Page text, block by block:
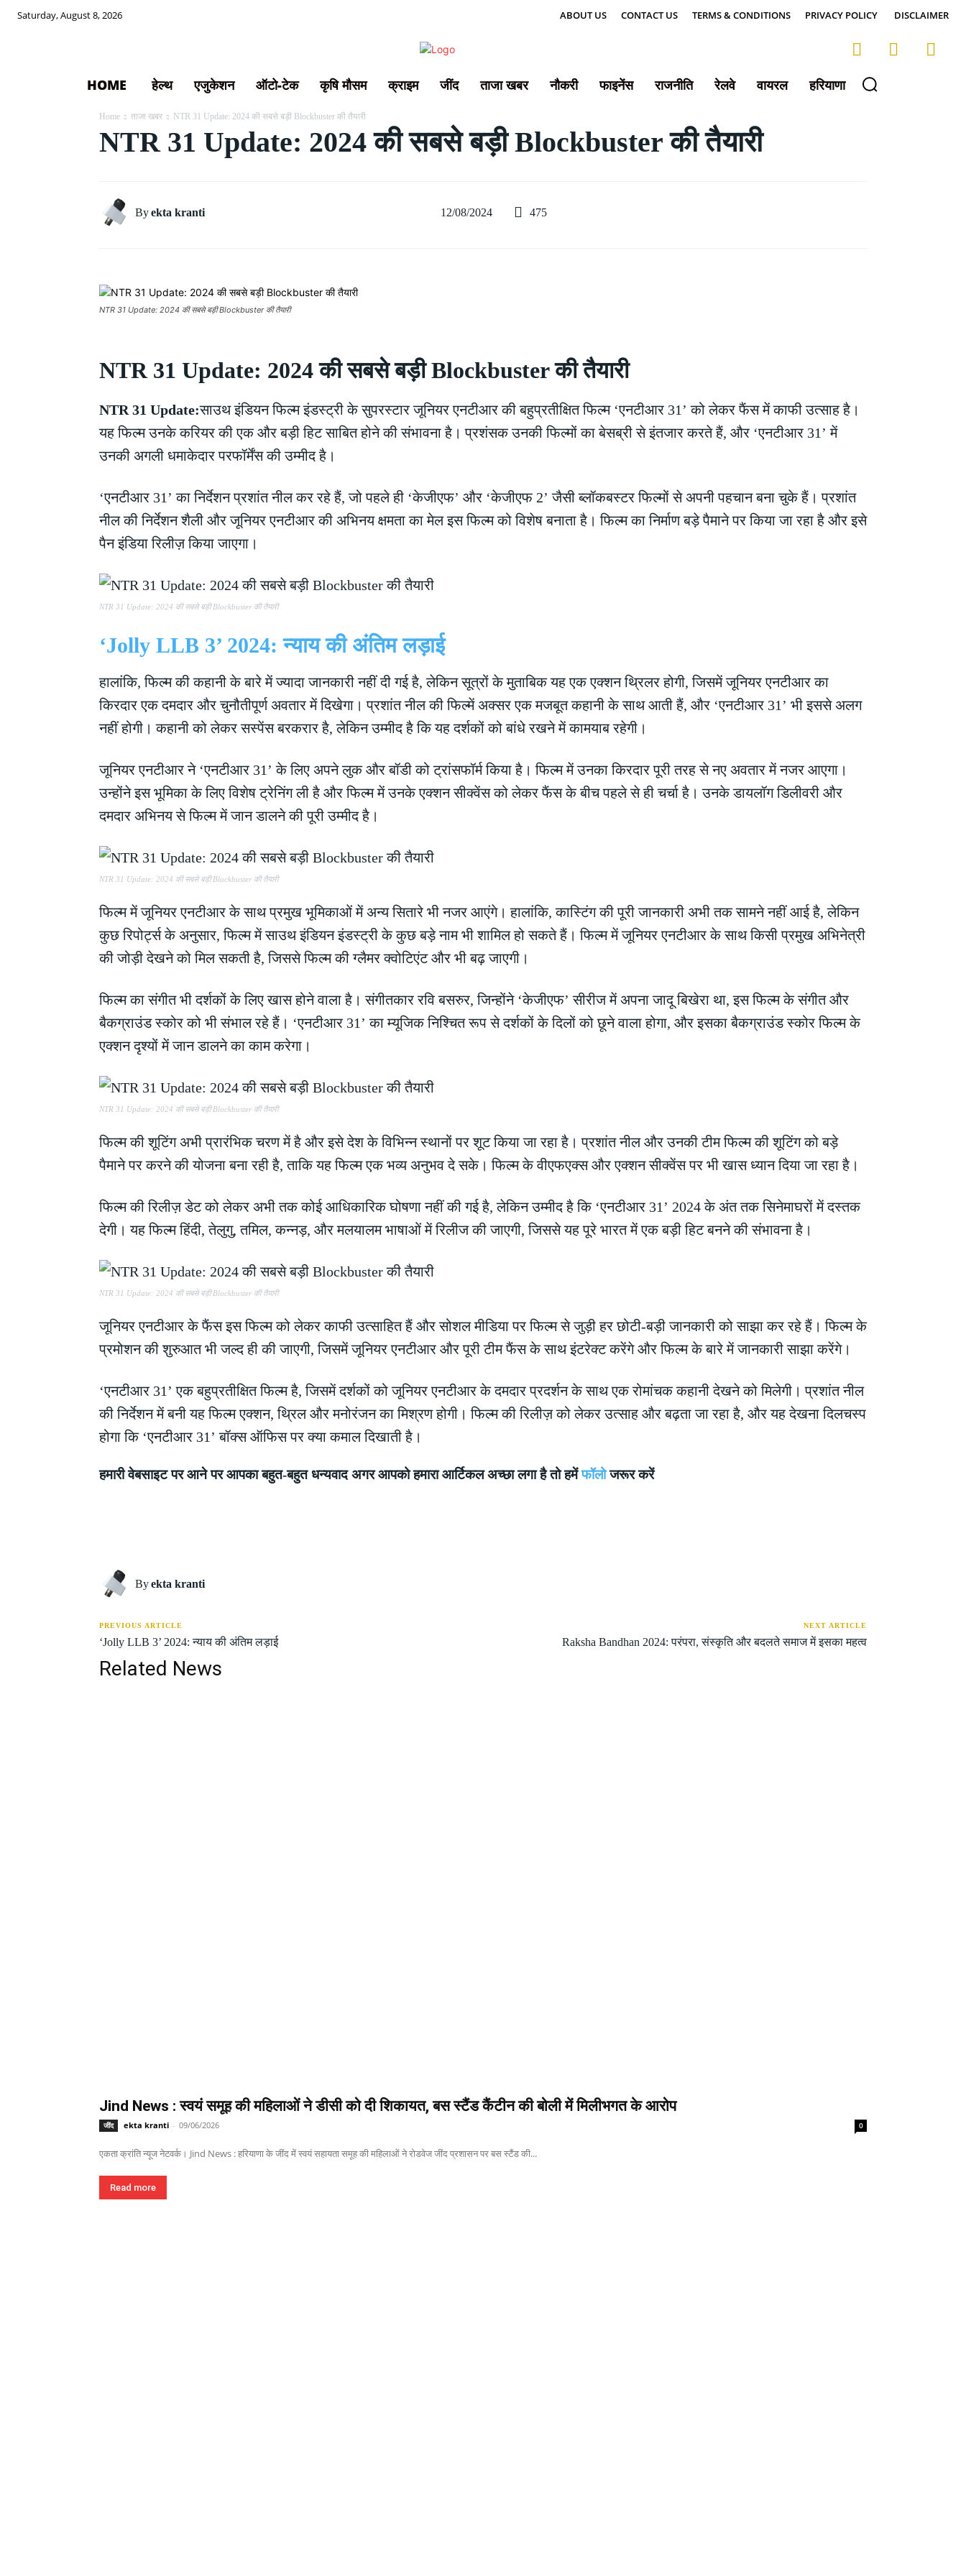
Saturday, August 8, 2026 ABOUT US CONTACT US TERMS & CONDITIONS PRIVACY POLICY DISCLAIMER
HOME हेल्थ एजुकेशन ऑटो-टेक कृषि मौसम क्राइम जींद ताजा खबर नौकरी फाइनेंस राजनीति रेलवे वायरल हरियाणा
Home ताजा खबर NTR 31 Update: 2024 की सबसे बड़ी Blockbuster की तैयारी
NTR 31 Update: 2024 की सबसे बड़ी Blockbuster की तैयारी
Byekta kranti 12/08/2024 475
NTR 31 Update: 2024 की सबसे बड़ी Blockbuster की तैयारी
NTR 31 Update: 2024 की सबसे बड़ी Blockbuster की तैयारी
NTR 31 Update:साउथ इंडियन फिल्म इंडस्ट्री के सुपरस्टार जूनियर एनटीआर की बहुप्रतीक्षित फिल्म ‘एनटीआर 31’ को लेकर फैंस में काफी उत्साह है।
यह फिल्म उनके करियर की एक और बड़ी हिट साबित होने की संभावना है। प्रशंसक उनकी फिल्मों का बेसब्री से इंतजार करते हैं, और ‘एनटीआर 31’ में
उनकी अगली धमाकेदार परफॉर्मेंस की उम्मीद है।
‘एनटीआर 31’ का निर्देशन प्रशांत नील कर रहे हैं, जो पहले ही ‘केजीएफ’ और ‘केजीएफ 2’ जैसी ब्लॉकबस्टर फिल्मों से अपनी पहचान बना चुके हैं। प्रशांत
नील की निर्देशन शैली और जूनियर एनटीआर की अभिनय क्षमता का मेल इस फिल्म को विशेष बनाता है। फिल्म का निर्माण बड़े पैमाने पर किया जा रहा है और इसे
पैन इंडिया रिलीज़ किया जाएगा।
NTR 31 Update: 2024 की सबसे बड़ी Blockbuster की तैयारी
‘Jolly LLB 3’ 2024: न्याय की अंतिम लड़ाई
हालांकि, फिल्म की कहानी के बारे में ज्यादा जानकारी नहीं दी गई है, लेकिन सूत्रों के मुताबिक यह एक एक्शन थ्रिलर होगी, जिसमें जूनियर एनटीआर का
किरदार एक दमदार और चुनौतीपूर्ण अवतार में दिखेगा। प्रशांत नील की फिल्में अक्सर एक मजबूत कहानी के साथ आती हैं, और ‘एनटीआर 31’ भी इससे अलग
नहीं होगी। कहानी को लेकर सस्पेंस बरकरार है, लेकिन उम्मीद है कि यह दर्शकों को बांधे रखने में कामयाब रहेगी।
जूनियर एनटीआर ने ‘एनटीआर 31’ के लिए अपने लुक और बॉडी को ट्रांसफॉर्म किया है। फिल्म में उनका किरदार पूरी तरह से नए अवतार में नजर आएगा।
उन्होंने इस भूमिका के लिए विशेष ट्रेनिंग ली है और फिल्म में उनके एक्शन सीक्वेंस को लेकर फैंस के बीच पहले से ही चर्चा है। उनके डायलॉग डिलीवरी और
दमदार अभिनय से फिल्म में जान डालने की पूरी उम्मीद है।
NTR 31 Update: 2024 की सबसे बड़ी Blockbuster की तैयारी
फिल्म में जूनियर एनटीआर के साथ प्रमुख भूमिकाओं में अन्य सितारे भी नजर आएंगे। हालांकि, कास्टिंग की पूरी जानकारी अभी तक सामने नहीं आई है, लेकिन
कुछ रिपोर्ट्स के अनुसार, फिल्म में साउथ इंडियन इंडस्ट्री के कुछ बड़े नाम भी शामिल हो सकते हैं। फिल्म में जूनियर एनटीआर के साथ किसी प्रमुख अभिनेत्री
की जोड़ी देखने को मिल सकती है, जिससे फिल्म की ग्लैमर क्वोटिएंट और भी बढ़ जाएगी।
फिल्म का संगीत भी दर्शकों के लिए खास होने वाला है। संगीतकार रवि बसरुर, जिन्होंने ‘केजीएफ’ सीरीज में अपना जादू बिखेरा था, इस फिल्म के संगीत और
बैकग्राउंड स्कोर को भी संभाल रहे हैं। ‘एनटीआर 31’ का म्यूजिक निश्चित रूप से दर्शकों के दिलों को छूने वाला होगा, और इसका बैकग्राउंड स्कोर फिल्म के
एक्शन दृश्यों में जान डालने का काम करेगा।
NTR 31 Update: 2024 की सबसे बड़ी Blockbuster की तैयारी
फिल्म की शूटिंग अभी प्रारंभिक चरण में है और इसे देश के विभिन्न स्थानों पर शूट किया जा रहा है। प्रशांत नील और उनकी टीम फिल्म की शूटिंग को बड़े
पैमाने पर करने की योजना बना रही है, ताकि यह फिल्म एक भव्य अनुभव दे सके। फिल्म के वीएफएक्स और एक्शन सीक्वेंस पर भी खास ध्यान दिया जा रहा है।
फिल्म की रिलीज़ डेट को लेकर अभी तक कोई आधिकारिक घोषणा नहीं की गई है, लेकिन उम्मीद है कि ‘एनटीआर 31’ 2024 के अंत तक सिनेमाघरों में दस्तक
देगी। यह फिल्म हिंदी, तेलुगु, तमिल, कन्नड़, और मलयालम भाषाओं में रिलीज की जाएगी, जिससे यह पूरे भारत में एक बड़ी हिट बनने की संभावना है।
NTR 31 Update: 2024 की सबसे बड़ी Blockbuster की तैयारी
जूनियर एनटीआर के फैंस इस फिल्म को लेकर काफी उत्साहित हैं और सोशल मीडिया पर फिल्म से जुड़ी हर छोटी-बड़ी जानकारी को साझा कर रहे हैं। फिल्म के
प्रमोशन की शुरुआत भी जल्द ही की जाएगी, जिसमें जूनियर एनटीआर और पूरी टीम फैंस के साथ इंटरेक्ट करेंगे और फिल्म के बारे में जानकारी साझा करेंगे।
‘एनटीआर 31’ एक बहुप्रतीक्षित फिल्म है, जिसमें दर्शकों को जूनियर एनटीआर के दमदार प्रदर्शन के साथ एक रोमांचक कहानी देखने को मिलेगी। प्रशांत नील
की निर्देशन में बनी यह फिल्म एक्शन, थ्रिल और मनोरंजन का मिश्रण होगी। फिल्म की रिलीज़ को लेकर उत्साह और बढ़ता जा रहा है, और यह देखना दिलचस्प
होगा कि ‘एनटीआर 31’ बॉक्स ऑफिस पर क्या कमाल दिखाती है।
हमारी वेबसाइट पर आने पर आपका बहुत-बहुत धन्यवाद अगर आपको हमारा आर्टिकल अच्छा लगा है तो हमेंफॉलोजरूर करें
Byekta kranti
PREVIOUS ARTICLE
‘Jolly LLB 3’ 2024: न्याय की अंतिम लड़ाई
NEXT ARTICLE
Raksha Bandhan 2024: परंपरा, संस्कृति और बदलते समाज में इसका महत्व
Related News
Jind News : स्वयं समूह की महिलाओं ने डीसी को दी शिकायत, बस स्टैंड कैंटीन की बोली में मिलीभगत के आरोप
जींद ekta kranti - 09/06/2026 0
एकता क्रांति न्यूज नेटवर्क। Jind News : हरियाणा के जींद में स्वयं सहायता समूह की महिलाओं ने रोडवेज जींद प्रशासन पर बस स्टैंड की...
Read more